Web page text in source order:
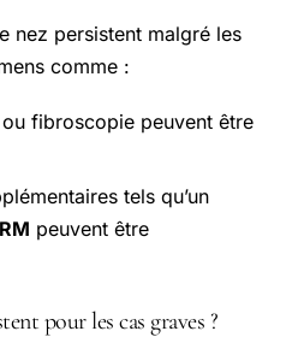
nez persistent malgré les
comme :
ou fibroscopie peuvent être
tels qu’un
peuvent être
pour les cas graves ?